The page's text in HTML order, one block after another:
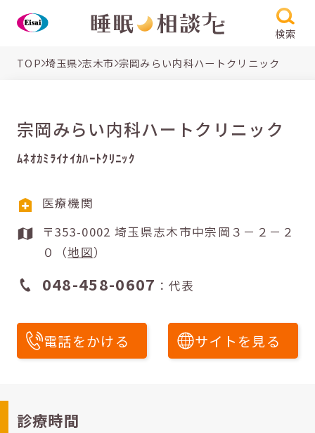
検索
TOP 埼玉県 志木市 宗岡みらい内科ハートクリニック
宗岡みらい内科ハートクリニック
ﾑﾈｵｶﾐﾗｲﾅｲｶﾊｰﾄｸﾘﾆｯｸ
医療機関
〒353-0002 埼玉県志木市中宗岡３－２－２
０（地図）
048-458-0607 ：代表
電話をかける サイトを見る
診療時間